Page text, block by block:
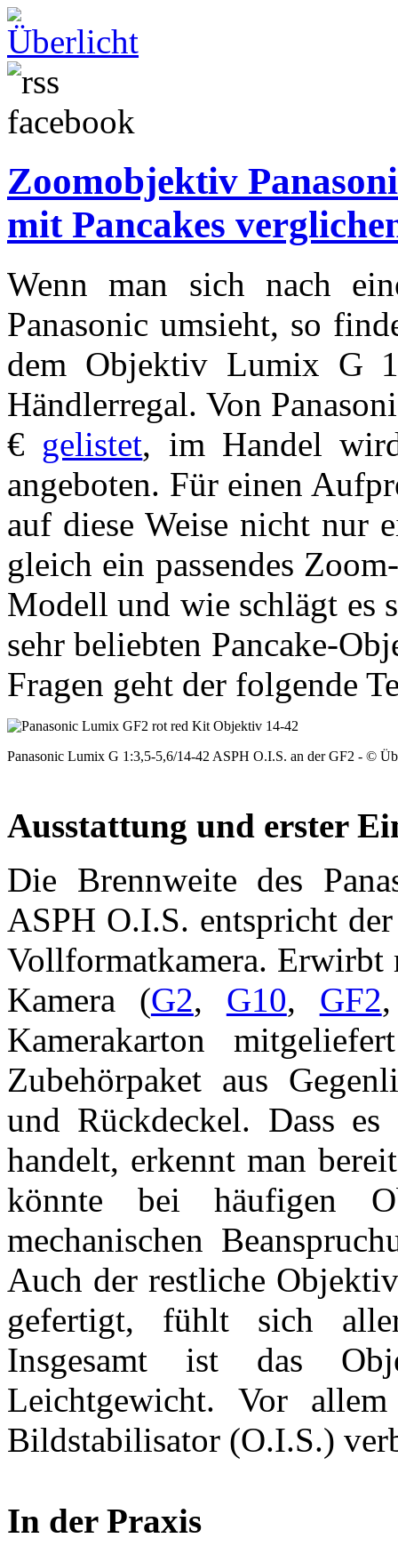
Zoomobjektiv
mit Pancakes
Wenn man sich nach
Panasonic umsieht, so
dem Objektiv Lumix G
Händlerregal. Von
€ gelistet, im Handel
angeboten. Für einen
auf diese Weise nicht nur
gleich ein passendes
Modell und wie schlägt es
sehr beliebten Pancake-
Fragen geht der folgende
Panasonic Lumix G 1:3,5-5,6/14-42 ASPH O.I.S. an der GF2 - ©
Ausstattung und erster
Die Brennweite des
ASPH O.I.S. entspricht
Vollformatkamera. Erwirbt
Kamera (G2, G10, GF2
Kamerakarton
Zubehörpaket aus
und Rückdeckel. Dass
handelt, erkennt man
könnte bei häufigen
mechanischen
Auch der restliche
gefertigt, fühlt sich
Insgesamt ist das
Leichtgewicht. Vor
Bildstabilisator (O.I.S.)
In der Praxis